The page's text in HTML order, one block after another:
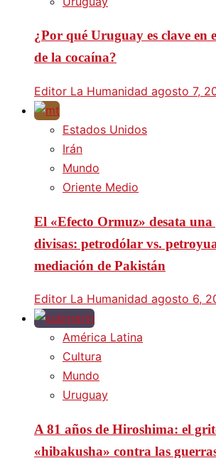
¿Por qué Uruguay es clave en
de la cocaína?
Editor La Humanidad agosto 7,
Estados Unidos
Irán
Mundo
Oriente Medio
El «Efecto Ormuz» desata
divisas: petrodólar vs.
mediación de Pakistán
Editor La Humanidad agosto 6,
América Latina
Cultura
Mundo
Uruguay
A 81 años de Hiroshima: el
«hibakusha» contra las